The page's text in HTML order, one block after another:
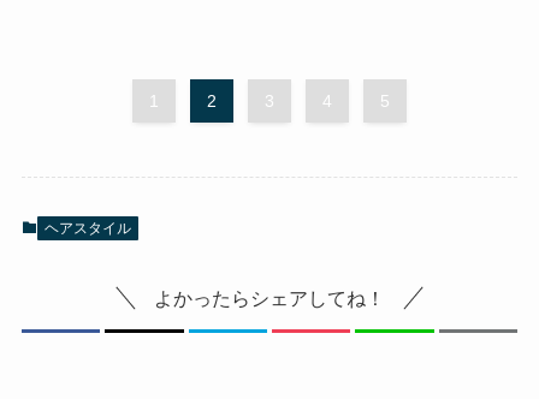
1 2 3 4 5
ヘアスタイル
よかったらシェアしてね！